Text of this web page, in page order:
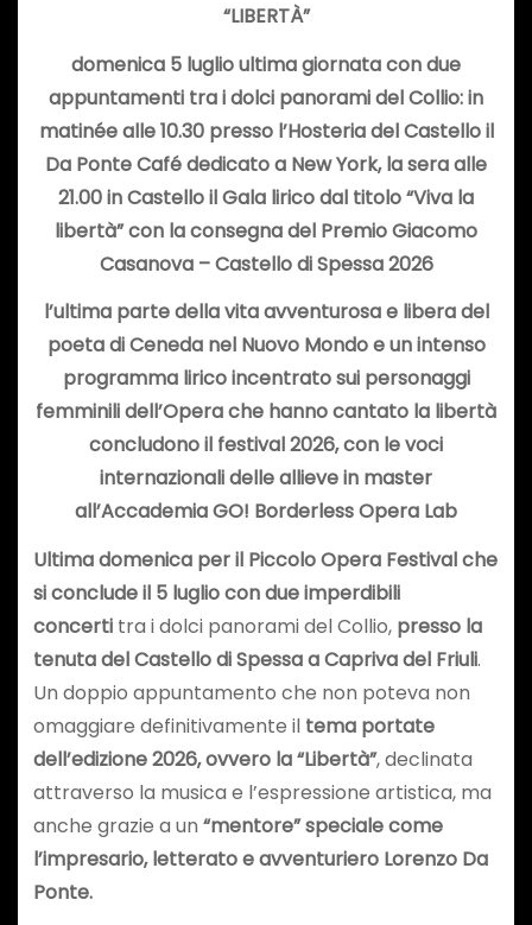
“LIBERTÀ”
domenica 5 luglio ultima giornata con due
appuntamenti tra i dolci panorami del Collio: in
matinée alle 10.30 presso l’Hosteria del Castello il
Da Ponte Café dedicato a New York, la sera alle
21.00 in Castello il Gala lirico dal titolo “Viva la
libertà” con la consegna del Premio Giacomo
Casanova – Castello di Spessa 2026
l’ultima parte della vita avventurosa e libera del
poeta di Ceneda nel Nuovo Mondo e un intenso
programma lirico incentrato sui personaggi
femminili dell’Opera che hanno cantato la libertà
concludono il festival 2026, con le voci
internazionali delle allieve in master
all’Accademia GO! Borderless Opera Lab
Ultima domenica per il Piccolo Opera Festival che
si conclude il 5 luglio con due imperdibili
concertitra i dolci panorami del Collio, presso la
tenuta del Castello di Spessa a Capriva del Friuli.
Un doppio appuntamento che non poteva non
omaggiare definitivamente il tema portate
dell’edizione 2026, ovvero la “Libertà”, declinata
attraverso la musica e l’espressione artistica, ma
anche grazie a un “mentore” speciale come
l’impresario, letterato e avventuriero Lorenzo Da
Ponte.